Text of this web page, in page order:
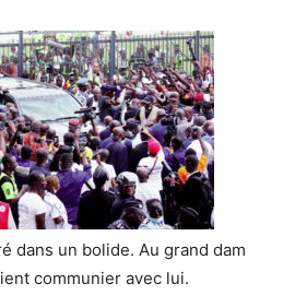
dans un bolide. Au grand dam
communier avec lui.